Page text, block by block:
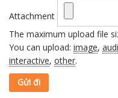
Attachment
The maximum upload file
You can upload: image,
interactive, other.